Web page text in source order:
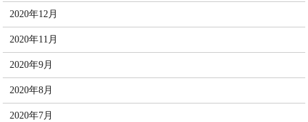
2020年12月
2020年11月
2020年9月
2020年8月
2020年7月